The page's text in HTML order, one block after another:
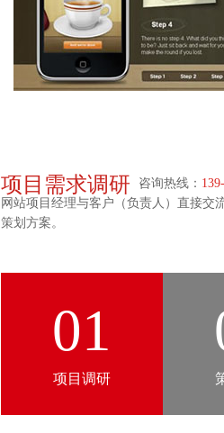
项目需求调研 咨询热线：
网站项目经理与客户（负责人）直接交
策划方案。
01
项目调研